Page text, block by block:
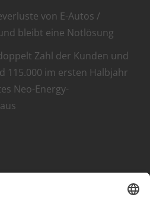
von E-Autos /
bleibt eine Notlösung
Zahl der Kunden und
115.000 im ersten Halbjahr
Neo-Energy-